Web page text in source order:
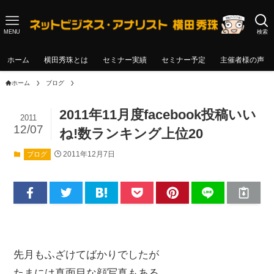
検索
MENU
ホーム 横田秀珠とは セミナー実績 セミナー予定 主催者様の声
ホーム ブログ
2011年11月度facebook投稿いい
ね!数ランキング上位20
2011
12/07
ブログ 2011年12月7日
先月もふざけてばかりでしたが